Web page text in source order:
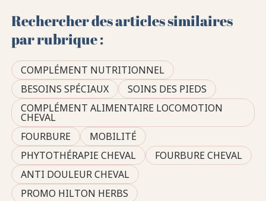
Rechercher des articles similaires
par rubrique :
COMPLÉMENT NUTRITIONNEL
BESOINS SPÉCIAUX
SOINS DES PIEDS
COMPLÉMENT ALIMENTAIRE LOCOMOTION
CHEVAL
FOURBURE
MOBILITÉ
PHYTOTHÉRAPIE CHEVAL
FOURBURE CHEVAL
ANTI DOULEUR CHEVAL
PROMO HILTON HERBS